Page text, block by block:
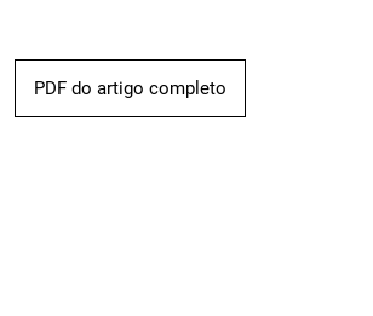
PDF do artigo completo